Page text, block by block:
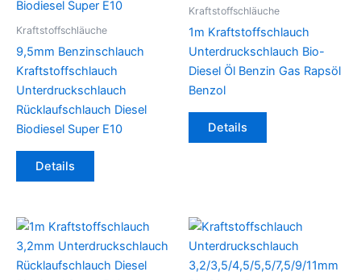
Kraftstoffschläuche
9,5mm Benzinschlauch
Kraftstoffschlauch
Unterdruckschlauch
Rücklaufschlauch Diesel
Biodiesel Super E10
Details
Kraftstoffschläuche
1m Kraftstoffschlauch
Unterdruckschlauch Bio-
Diesel Öl Benzin Gas Rapsöl
Benzol
Details
Dieses
Die
Optionen
können